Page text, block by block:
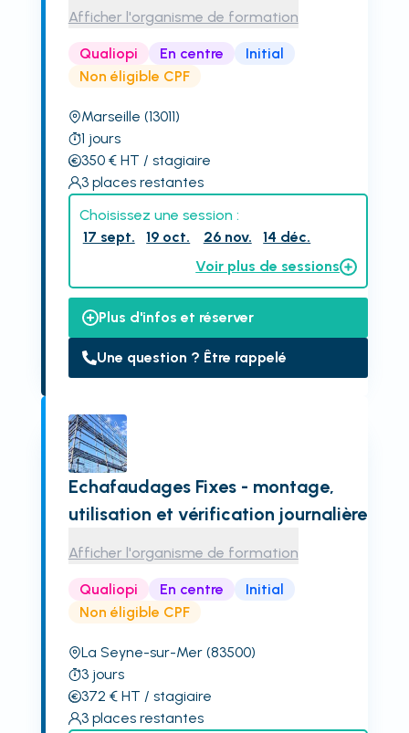
Afficher l'organisme de formation
Qualiopi En centre
Initial
Non éligible CPF
Marseille (13011)
1 jours
350€ HT / stagiaire
3 places restantes
Choisissez une session :
17 sept.
19 oct. 26 nov.
14 déc.
Voir plus de sessions
Plus d'infos et réserver
Une question ? Être rappelé
Echafaudages Fixes - montage,
utilisation et vérification journalière
Afficher l'organisme de formation
Qualiopi En centre
Initial
Non éligible CPF
La Seyne-sur-Mer (83500)
3 jours
372 € HT / stagiaire
3 places restantes